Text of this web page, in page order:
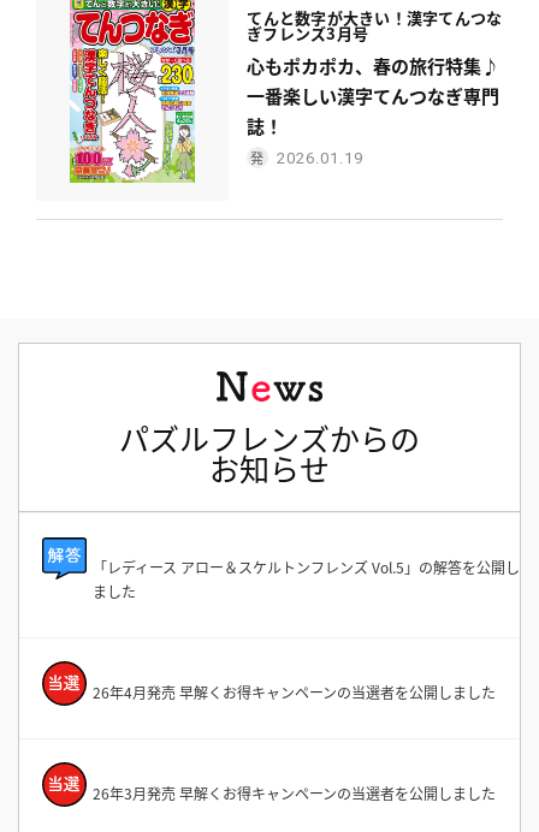
てんと数字が大きい！ 漢字てんつな
ぎフレンズ3月号
心もポカポカ、春の旅行特集♪
一番楽しい漢字てんつなぎ専門
誌！
2026.01.19
パズルフレンズからの
お知らせ
「レディース アロー＆スケルトンフレンズ Vol.5」の解答を公開し
ました
26年4月発売 早解くお得キャンペーンの当選者を公開しました
26年3月発売 早解くお得キャンペーンの当選者を公開しました